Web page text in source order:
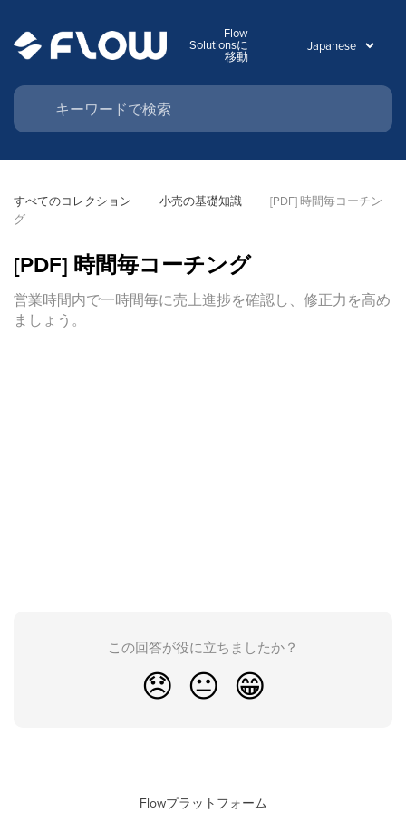
Flow
Solutionsに
移動
すべてのコレクション 小売の基礎知識
[PDF] 時間毎コーチン
グ
[PDF] 時間毎コーチング
営業時間内で一時間毎に売上進捗を確認し、修正力を高め
ましょう。
この回答が役に立ちましたか？
😞 😐 😁
Flowプラットフォーム